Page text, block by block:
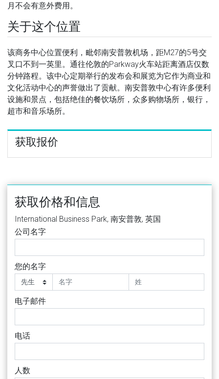
月不会有意外费用。
关于这个位置
该商务中心位置便利，毗邻南安普敦机场，距M27的5号交
叉口不到一英里。通往伦敦的Parkway火车站距离酒店仅数
分钟路程。该中心定期举行的发布会和展览为它作为商业和
文化活动中心的声誉做出了贡献。南安普敦中心有许多便利
设施和景点，包括绝佳的餐饮场所，众多购物场所，银行，
超市和音乐场所。
获取报价
获取价格和信息
International Business Park, 南安普敦, 英国
公司名字
您的名字
电子邮件
电话
人数